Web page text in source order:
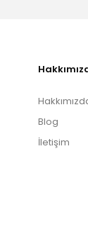
Blog
İletişim